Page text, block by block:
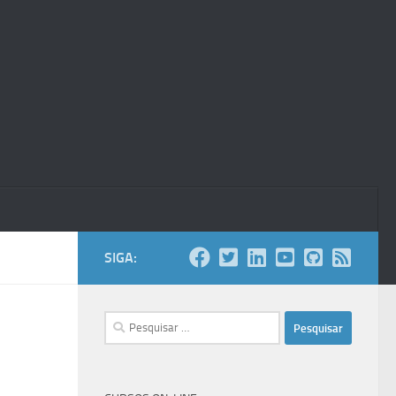
SIGA:
Pesquisar
por: